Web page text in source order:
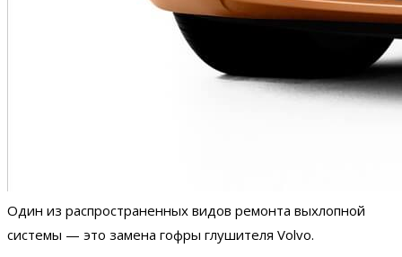
Один из распространенных видов ремонта выхлопной
системы — это замена гофры глушителя Volvo.